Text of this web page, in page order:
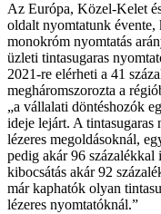
Az Európa, Közel-Kelet
oldalt nyomtatunk évente,
monokróm nyomtatás
üzleti tintasugaras
2021-re elérheti a 41
megháromszorozta a
„a vállalati döntéshozók
ideje lejárt. A tintasugaras
lézeres megoldásoknál,
pedig akár 96 százalékkal
kibocsátás akár 92
már kaphatók olyan
lézeres nyomtatóknál.”